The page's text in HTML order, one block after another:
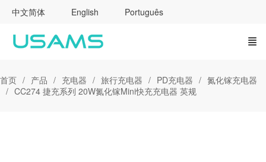
中文简体 English Português
首页 产品 充电器 旅行充电器 PD充电器
氮化镓充电器
CC274 捷充系列 20W氮化镓Mini快充充电器 英规